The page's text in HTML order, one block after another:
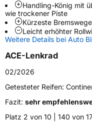
Weitere Eigenschaften
SchlauchtypTL
Zustand Neureifen
Verstärkt
FelgenschutzFR
Handling-König mit
wie trockener Piste
Kürzeste
Leicht erhöhter
Weitere Details bei Auto
ACE-Lenkrad
02/2026
Getesteter Reifen:
Fazit: sehr
Platz 2 von 10 | 140 von